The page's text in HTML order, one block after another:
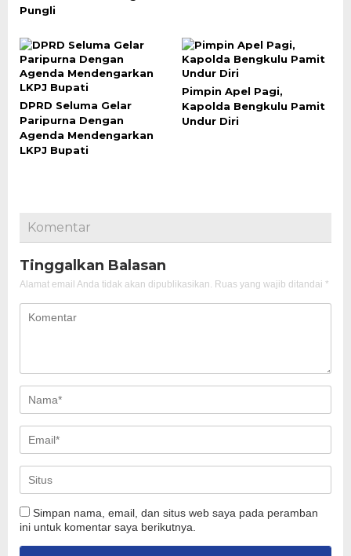
Pungli
DPRD Seluma Gelar
Paripurna Dengan
Agenda Mendengarkan
LKPJ Bupati
Pimpin Apel Pagi,
Kapolda Bengkulu Pamit
Undur Diri
Komentar
Tinggalkan Balasan
Alamat email Anda tidak akan dipublikasikan. Ruas yang wajib ditandai *
Simpan nama, email, dan situs web saya pada peramban
ini untuk komentar saya berikutnya.